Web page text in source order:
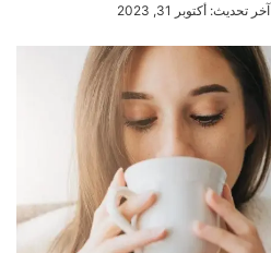
آخر تحديث: أكتوبر 31, 2023